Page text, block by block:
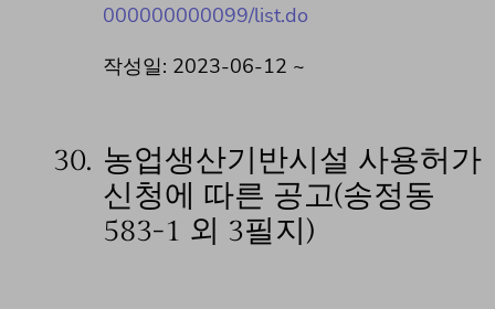
000000000099/list.do
작성일: 2023-06-12 ~
30. 농업생산기반시설 사용허가
신청에 따른 공고(송정동
583-1 외 3필지)